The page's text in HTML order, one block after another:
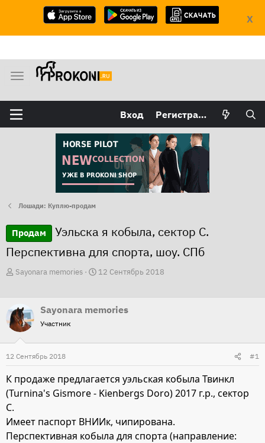
X
М
н
ю
Вход Регистрация
Лошади: Куплю-продам
Продам
Уэльска я кобыла, сектор C.
Перспективна для спорта, шоу. СПб
А
о
р
т
е
ы
Sayonara memories
Д
а
а
л
а
12 Сентябрь 2018
Sayonara memories
Участник
12 Сентябрь 2018 #1
К продаже предлагается уэльская кобыла Твинкл
(Turnina's Gismore - Kienbergs Doro) 2017 г.р., сектор
С.
Имеет паспорт ВНИИк, чипирована.
Перспективная кобыла для спорта (направление: